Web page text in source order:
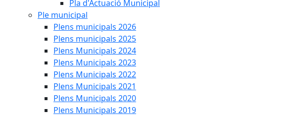
Pla d'Actuació Municipal
Ple municipal
Plens municipals 2026
Plens municipals 2025
Plens Municipals 2024
Plens Municipals 2023
Plens Municipals 2022
Plens Municipals 2021
Plens Municipals 2020
Plens Municipals 2019